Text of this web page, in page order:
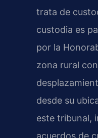
trata de
custodia es
por la
zona rural
desde su
este tribunal,
acuerdos de